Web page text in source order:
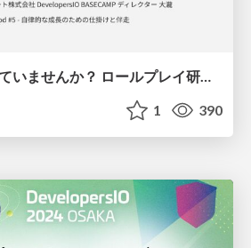
OJTに夢を見すぎていませんか？ ロールプレイ研修の試行錯誤/tryanderror-in-roleplaying-training
1 390